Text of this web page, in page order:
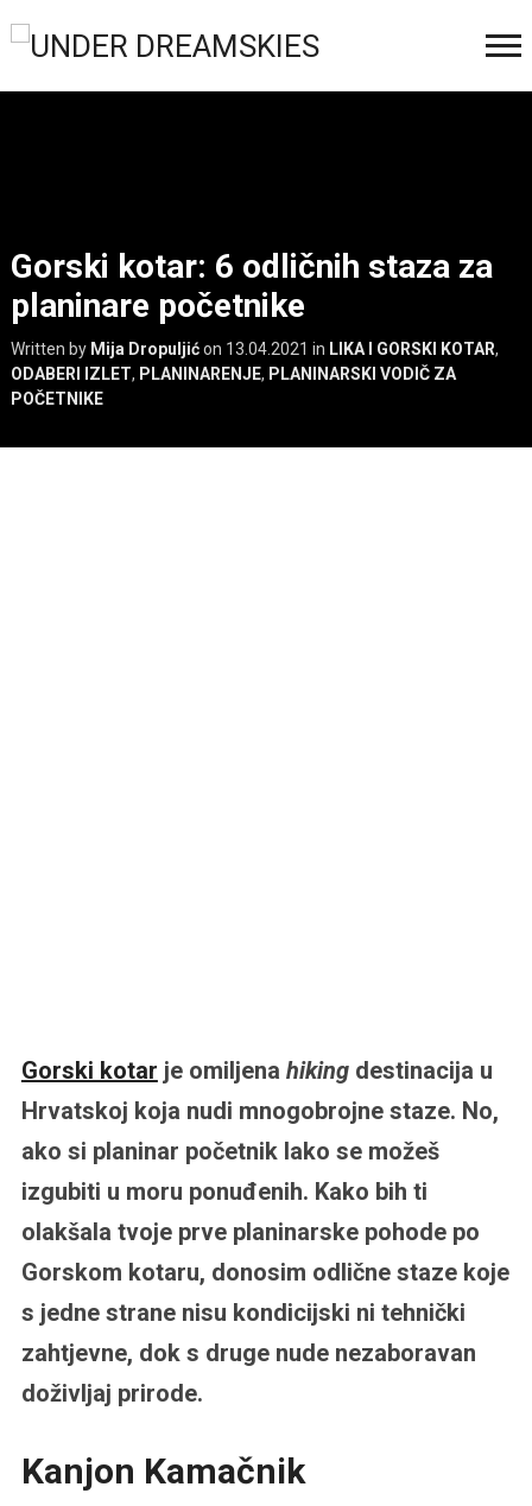
Gorski kotar: 6 odličnih staza za
planinare početnike
Written by Mija Dropuljićon 13.04.2021 in LIKA I GORSKI KOTAR,
ODABERI IZLET, PLANINARENJE, PLANINARSKI VODIČ ZA
POČETNIKE
Gorski kotar je omiljena hikingdestinacija u
Hrvatskoj koja nudi mnogobrojne staze. No,
ako si planinar početnik lako se možeš
izgubiti u moru ponuđenih. Kako bih ti
olakšala tvoje prve planinarske pohode po
Gorskom kotaru, donosim odlične staze koje
s jedne strane nisu kondicijski ni tehnički
zahtjevne, dok s druge nude nezaboravan
doživljaj prirode.
Kanjon Kamačnik